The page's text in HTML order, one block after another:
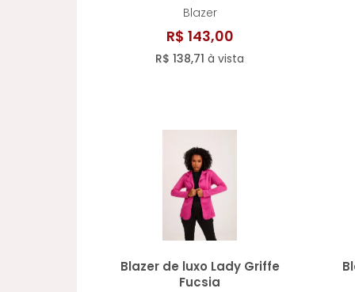
Blazer
R$ 143,00
R$ 138,71 à vista
Blazer de luxo Lady Griffe
Fucsia